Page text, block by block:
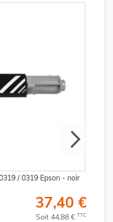
/ 0319 Epson - noir
37,40 €
Soit 44,88 € TTC